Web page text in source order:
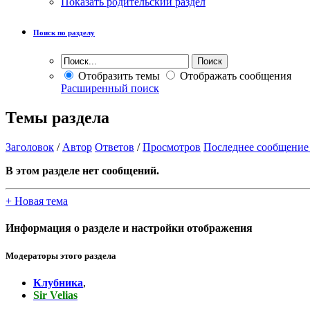
Поиск по разделу
Отобразить темы
Отображать сообщения
Расширенный поиск
Темы раздела
Заголовок / Автор Ответов /Просмотров Последнее сообщение
В этом разделе нет сообщений.
+ Новая тема
Информация о разделе и настройки отображения
Модераторы этого раздела
Клубника,
Sir Velias